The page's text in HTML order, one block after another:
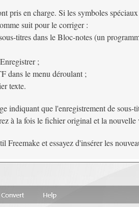
pris en charge. Si les symboles
suit pour le corriger :
titres dans le Bloc-notes (un
;
dans le menu déroulant ;
texte.
indiquant que l'enregistrement de
à la fois le fichier original et la nouvelle
Freemake et essayez d'insérer les